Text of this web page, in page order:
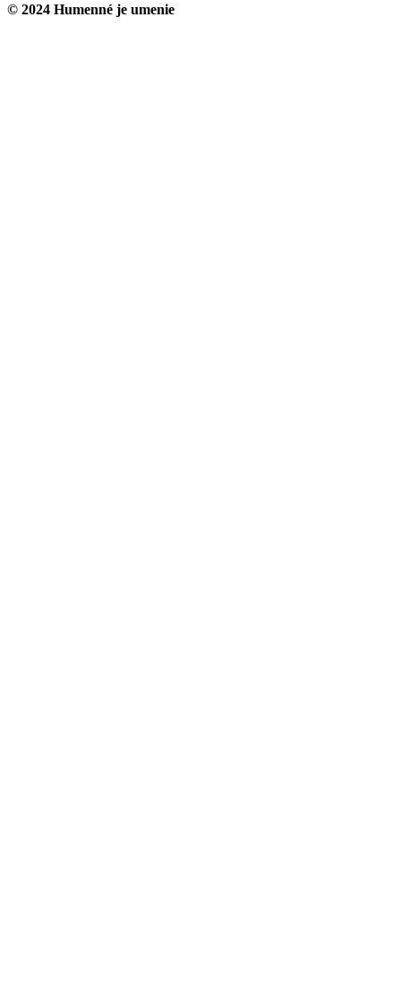
© 2024 Humenné je umenie